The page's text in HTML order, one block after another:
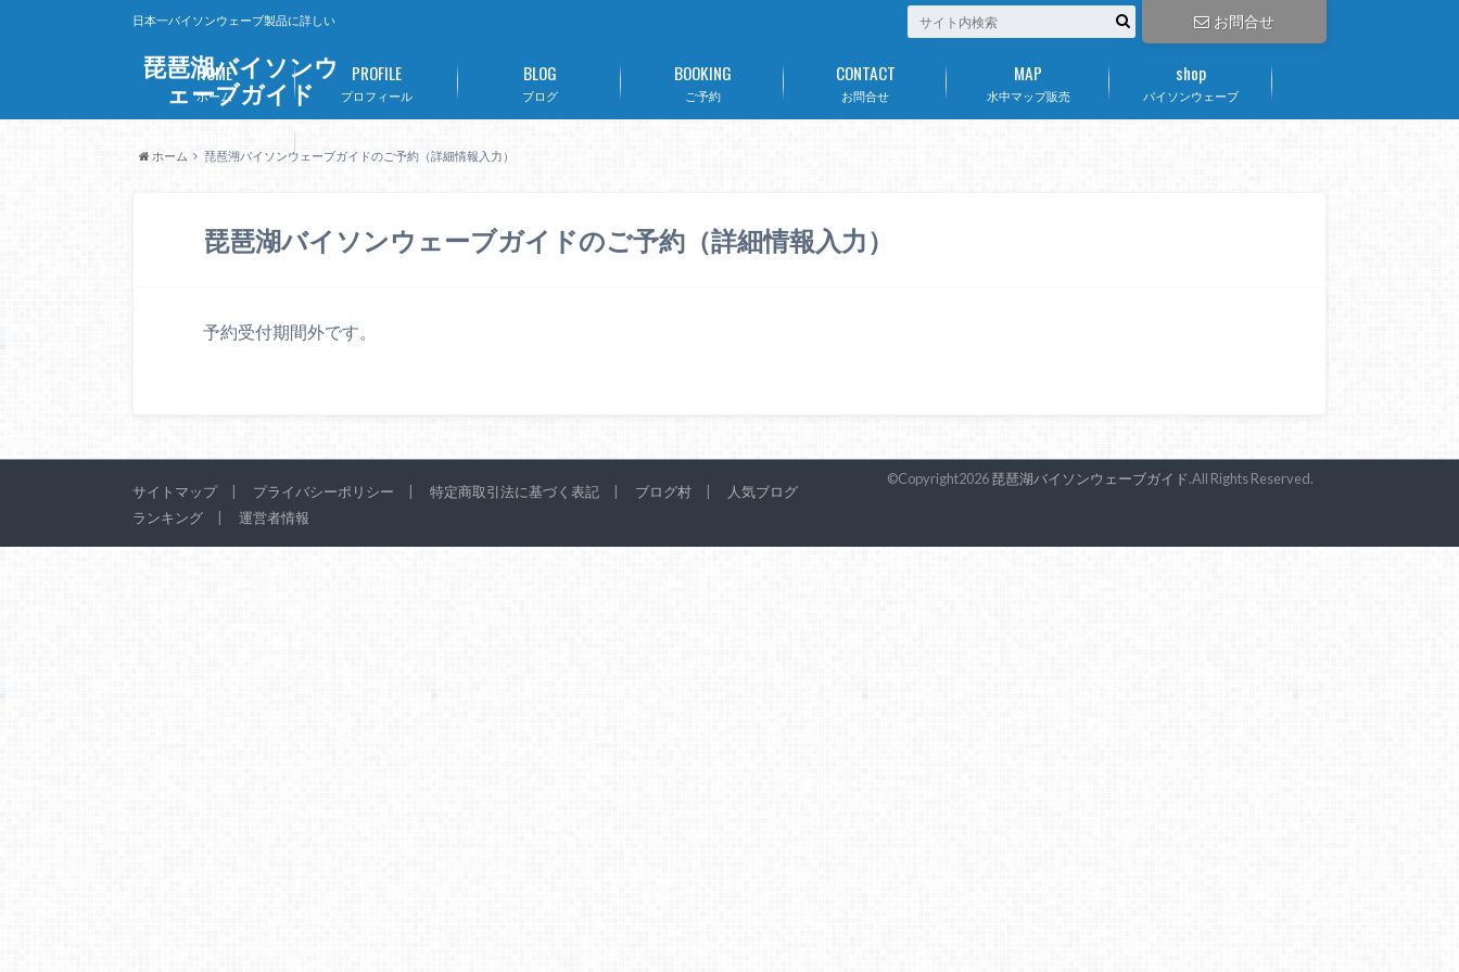
琵琶湖バイソンウ
ェーブガイド
日本一バイソンウェーブ製品に詳しい お問合せ
ホーム
HOME
プロフィール
PROFILE
ブログ
BLOG
ご予約
BOOKING
お問合せ
CONTACT
水中マップ販売
MAP
バイソンウェーブ
shop
リチビー
ホーム 琵琶湖バイソンウェーブガイドのご予約（詳細情報入力）
琵琶湖バイソンウェーブガイドのご予約（詳細情報入力）
予約受付期間外です。
サイトマップ プライバシーポリシー 特定商取引法に基づく表記 ブログ村
人気ブログ
ランキング
運営者情報
©Copyright2026琵琶湖バイソンウェーブガイド.All Rights Reserved.